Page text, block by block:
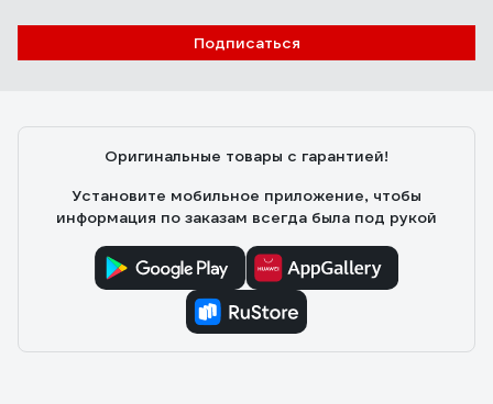
Подписаться
Оригинальные товары с гарантией!
Установите мобильное приложение, чтобы
информация по заказам всегда была под рукой